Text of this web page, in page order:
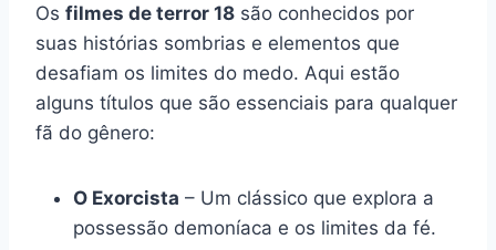
Os filmes de terror 18 são conhecidos por
suas histórias sombrias e elementos que
desafiam os limites do medo. Aqui estão
alguns títulos que são essenciais para qualquer
fã do gênero:
O Exorcista – Um clássico que explora a
possessão demoníaca e os limites da fé.